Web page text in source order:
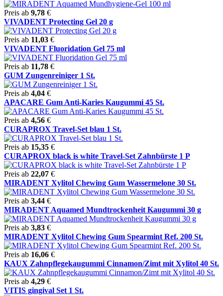
Preis ab 9,78 €
VIVADENT Protecting Gel 20 g
Preis ab 11,03 €
VIVADENT Fluoridation Gel 75 ml
Preis ab 11,78 €
GUM Zungenreiniger 1 St.
Preis ab 4,04 €
APACARE Gum Anti-Karies Kaugummi 45 St.
Preis ab 4,56 €
CURAPROX Travel-Set blau 1 St.
Preis ab 15,35 €
CURAPROX black is white Travel-Set Zahnbürste 1 P
Preis ab 22,07 €
MIRADENT Xylitol Chewing Gum Wassermelone 30 St.
Preis ab 3,44 €
MIRADENT Aquamed Mundtrockenheit Kaugummi 30 g
Preis ab 3,83 €
MIRADENT Xylitol Chewing Gum Spearmint Ref. 200 St.
Preis ab 16,06 €
KAUX Zahnpflegekaugummi Cinnamon/Zimt mit Xylitol 40 St.
Preis ab 4,29 €
VITIS gingival Set 1 St.